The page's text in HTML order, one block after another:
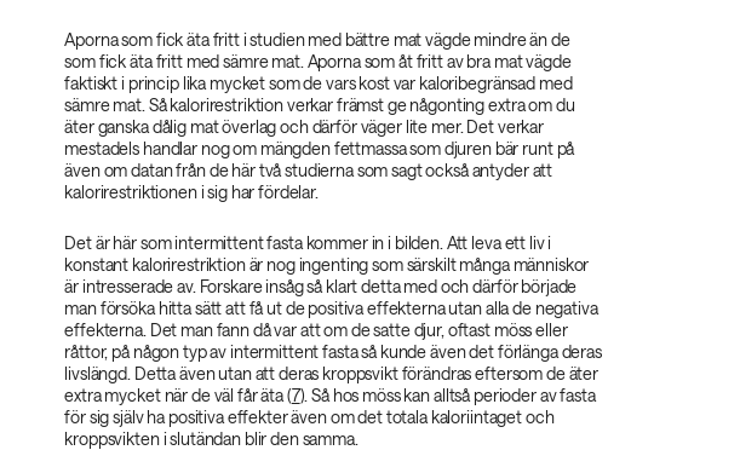
Aporna som fick äta fritt i studien med bättre mat vägde mindre än de
som fick äta fritt med sämre mat. Aporna som åt fritt av bra mat vägde
faktiskt i princip lika mycket som de vars kost var kaloribegränsad med
sämre mat. Så kalorirestriktion verkar främst ge någonting extra om du
äter ganska dålig mat överlag och därför väger lite mer. Det verkar
mestadels handlar nog om mängden fettmassa som djuren bär runt på
även om datan från de här två studierna som sagt också antyder att
kalorirestriktionen i sig har fördelar.
Det är här som intermittent fasta kommer in i bilden. Att leva ett liv i
konstant kalorirestriktion är nog ingenting som särskilt många människor
är intresserade av. Forskare insåg så klart detta med och därför började
man försöka hitta sätt att få ut de positiva effekterna utan alla de negativa
effekterna. Det man fann då var att om de satte djur, oftast möss eller
råttor, på någon typ av intermittent fasta så kunde även det förlänga deras
livslängd. Detta även utan att deras kroppsvikt förändras eftersom de äter
extra mycket när de väl får äta (7). Så hos möss kan alltså perioder av fasta
för sig själv ha positiva effekter även om det totala kaloriintaget och
kroppsvikten i slutändan blir den samma.